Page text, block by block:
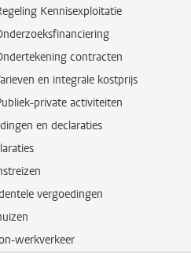
Kennisexploitatie
contracten
en integrale kostprijs
private activiteiten
en declaraties
vergoedingen
werkverkeer